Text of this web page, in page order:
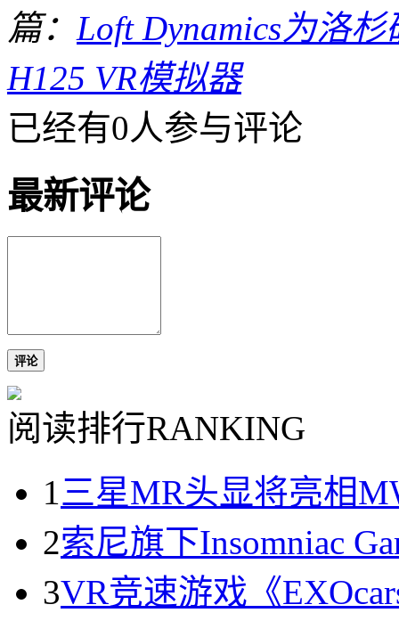
篇： Loft Dynamics为洛
H125 VR模拟器
已经有0人参与评论
最新评论
评论
阅读排行RANKING
1三星MR头显将亮相
2索尼旗下Insomniac
3VR竞速游戏《